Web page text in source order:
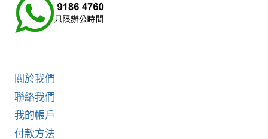
關於我們
聯絡我們
我的帳戶
付款方法